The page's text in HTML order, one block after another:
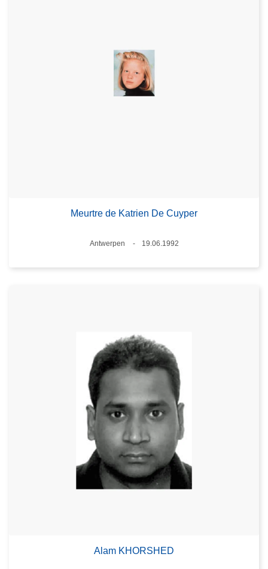
Meurtre de Katrien De Cuyper
Standort
Antwerpen
19.06.1992
Alam KHORSHED